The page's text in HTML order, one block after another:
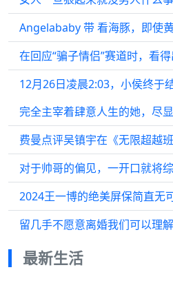
在回应“骗子情侣”赛道时，看
12月26日凌晨2:03，小侯终于
完全主宰着肆意人生的她，尽
2024王一博的绝美屏保简直无
最新生活